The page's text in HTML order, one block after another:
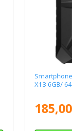
X13 6GB/